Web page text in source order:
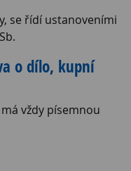
se řídí ustanoveními
o dílo, kupní
vždy písemnou